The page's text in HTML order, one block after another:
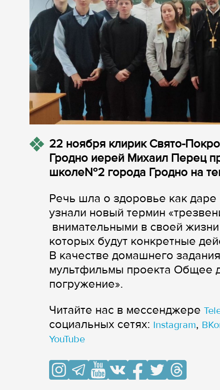
22 ноября клирик Свято-
Гродно иерей Михаил Перец
школе№2 города Гродно на
Речь шла о здоровье как
узнали новый термин
внимательными в своей
которых будут конкретные
В качестве домашнего
мультфильмы проекта Общее
погружение».
Читайте нас в мессенджере
cоциальных сетях: Instagram,
YouTube